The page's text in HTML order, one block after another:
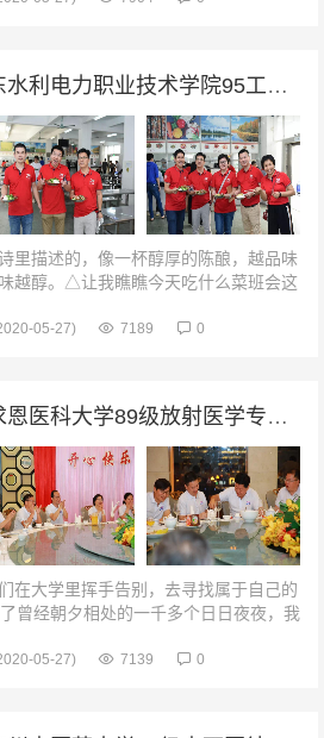
二十年再聚首丨广东水利电力职业技术学院95工民建毕业20周年
里描述的，像一杯醇厚的陈酿，越品味
越醇。△让我瞧瞧今天吃什么菜班会这
的...05-27) 7189 0
相约二十五年丨白求恩医科大学89级放射医学专业毕业25周年聚会
在大学里挥手告别，去寻找属于自己的
曾经朝夕相处的一千多个日日夜夜，我
... 05-27) 7139 0